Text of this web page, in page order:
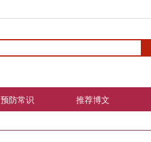
预防常识 推荐博文